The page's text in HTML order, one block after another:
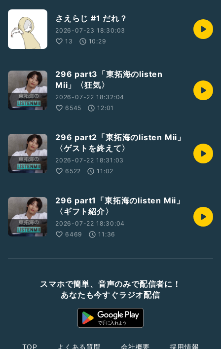
さえらじ #1 だれ？
2026-07-23 18:30:03
13
10:29
296 part3「東拓海のlisten
Mii」〈狂気〉
2026-07-22 18:32:04
6545
12:01
296 part2「東拓海のlisten Mii」
〈ゲストを終えて〉
2026-07-22 18:31:03
6522
11:02
296 part1「東拓海のlisten Mii」
〈ギフト紹介〉
2026-07-22 18:30:04
6469
11:36
スマホで簡単、音声のみで配信者に！
あなたも今すぐラジオ配信
TOP よくある質問 会社概要 採用情報